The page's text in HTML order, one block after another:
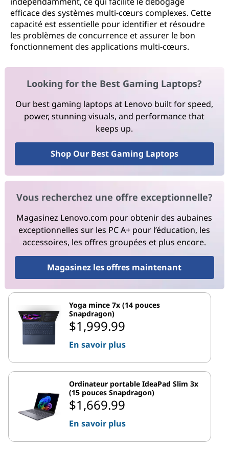
efficace des systèmes multi-cœurs complexes. Cette
capacité est essentielle pour identifier et résoudre
les problèmes de concurrence et assurer le bon
fonctionnement des applications multi-cœurs.
Looking for the Best Gaming Laptops?
Our best gaming laptops at Lenovo built for speed,
power, stunning visuals, and performance that
keeps up.
Shop Our Best Gaming Laptops
Vous recherchez une offre exceptionnelle?
Magasinez Lenovo.com pour obtenir des aubaines
exceptionnelles sur les PC A+ pour l’éducation, les
accessoires, les offres groupées et plus encore.
Magasinez les offres maintenant
Yoga mince 7x (14 pouces
Snapdragon)
$1,999.99
En savoir plus
Ordinateur portable IdeaPad Slim 3x
(15 pouces Snapdragon)
$1,669.99
En savoir plus